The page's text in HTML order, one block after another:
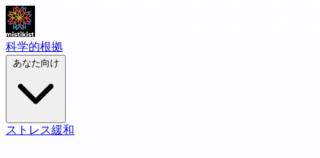
科学的根拠
ストレス緩和